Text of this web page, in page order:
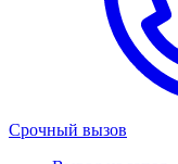
Срочный вызов